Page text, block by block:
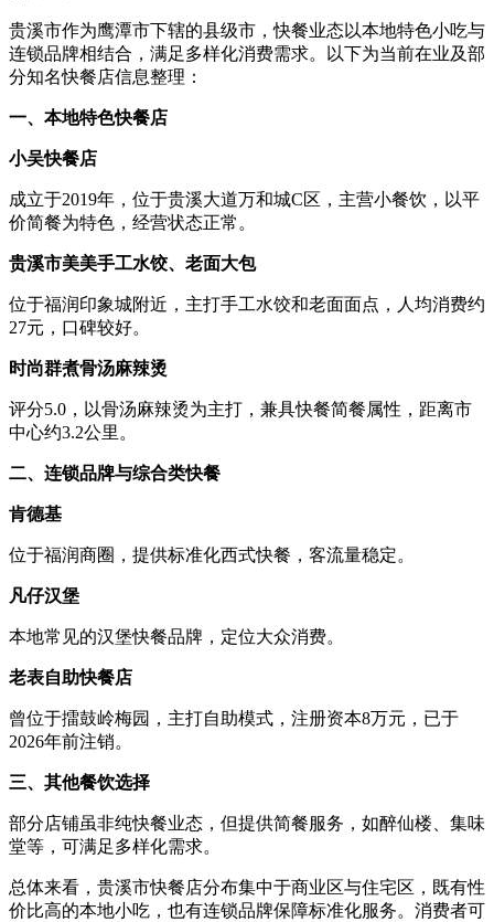
贵溪市作为鹰潭市下辖的县级市，快餐业态以本地特色小吃与
连锁品牌相结合，满足多样化消费需求。以下为当前在业及部
分知名快餐店信息整理：
一、本地特色快餐店
小吴快餐店
成立于2019年，位于贵溪大道万和城C区，主营小餐饮，以平
价简餐为特色，经营状态正常。
贵溪市美美手工水饺、老面大包
位于福润印象城附近，主打手工水饺和老面面点，人均消费约
27元，口碑较好。
时尚群煮骨汤麻辣烫
评分5.0，以骨汤麻辣烫为主打，兼具快餐简餐属性，距离市
中心约3.2公里。
二、连锁品牌与综合类快餐
肯德基
位于福润商圈，提供标准化西式快餐，客流量稳定。
凡仔汉堡
本地常见的汉堡快餐品牌，定位大众消费。
老表自助快餐店
曾位于擂鼓岭梅园，主打自助模式，注册资本8万元，已于
2026年前注销。
三、其他餐饮选择
部分店铺虽非纯快餐业态，但提供简餐服务，如醉仙楼、集味
堂等，可满足多样化需求。
总体来看，贵溪市快餐店分布集中于商业区与住宅区，既有性
价比高的本地小吃，也有连锁品牌保障标准化服务。消费者可